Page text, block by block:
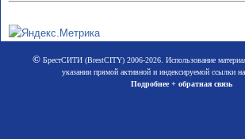
©БрестСИТИ (BrestCITY) 2006-2026. Использование
указании прямой активной и индексируемой ссылки
Подробнее + обратная связь